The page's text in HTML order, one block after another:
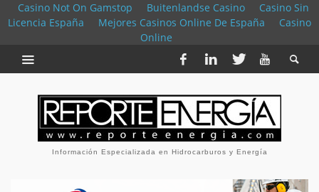
Casino Not On Gamstop Buitenlandse Casino
Casino Sin
Licencia España
Mejores Casinos Online De España
Casino
Online
Información Especializada en Hidrocarburos y Energía